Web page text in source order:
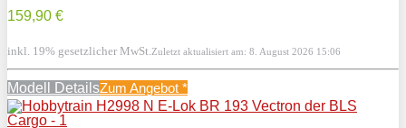
159,90 €
inkl. 19% gesetzlicher MwSt. Zuletzt aktualisiert am: 8. August 2026 15:06
Modell DetailsZum Angebot *